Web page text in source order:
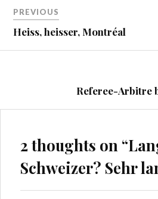
PREVIOUS
Heiss, heisser, Montréal
Referee-Arbitre
2 thoughts on “
Schweizer? Sehr